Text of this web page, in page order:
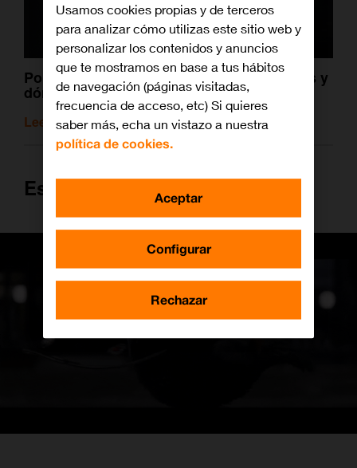
Por qué nos encantó ‘Animales fantásticos y
dónde encontrarlos’
Leer artículo relacionado
Escarbato
Usamos cookies propias y de terceros
para analizar cómo utilizas este sitio web y
personalizar los contenidos y anuncios
que te mostramos en base a tus hábitos
de navegación (páginas visitadas,
frecuencia de acceso, etc) Si quieres
saber más, echa un vistazo a nuestra
política de cookies.
Configurar
Rechazar
Aceptar